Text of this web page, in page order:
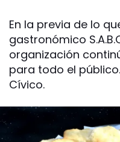
En la previa de lo
gastronómico
organización
para todo el
Cívico.